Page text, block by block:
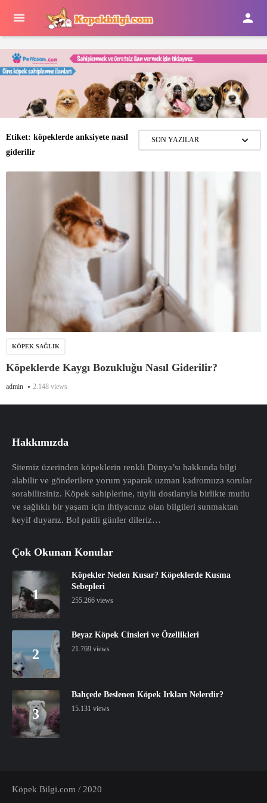
 
Etiket: köpeklerde anksiyete nasıl
giderilir
KÖPEK SAĞLIK
Köpeklerde Kaygı Bozukluğu Nasıl Giderilir?
admin 2.148 views
Hakkımızda
Sitemiz üzerinden köpeklerin renkli Dünya’sı hakkında bilgi
alabilir ve gönderilere yorum yaparak uzman kadromuza sorular
sorabilirsiniz. Köpek sahiplerine, tüylü dostlarıyla birlikte mutlu
ve sağlıklı bir yaşam için ihtiyacınız olan bilgileri sunmaktan
keyif duyarız. Bol patili günler dileriz…
Çok Okunan Konular
1
Köpekler Neden Kusar? Köpeklerde Kusma
Sebepleri
255.266 views
2
Beyaz Köpek Cinsleri ve Özellikleri
21.769 views
3
Bahçede Beslenen Köpek Irkları Nelerdir?
15.131 views
Köpek Bilgi.com / 2020